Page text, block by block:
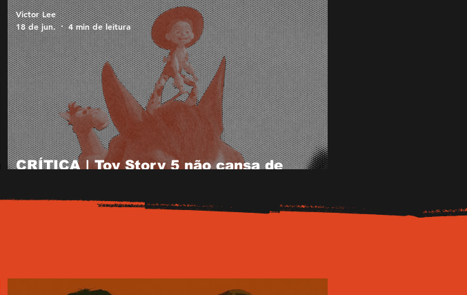
CRÍTICA | Toy Story 5 não cansa de
Victor Lee
18 de jun.
4 min de leitura